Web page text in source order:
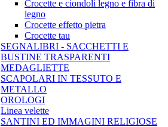
Crocette e ciondoli legno e fibra di
legno
Crocette effetto pietra
Crocette tau
SEGNALIBRI - SACCHETTI E
BUSTINE TRASPARENTI
MEDAGLIETTE
SCAPOLARI IN TESSUTO E
METALLO
OROLOGI
Linea velette
SANTINI ED IMMAGINI RELIGIOSE